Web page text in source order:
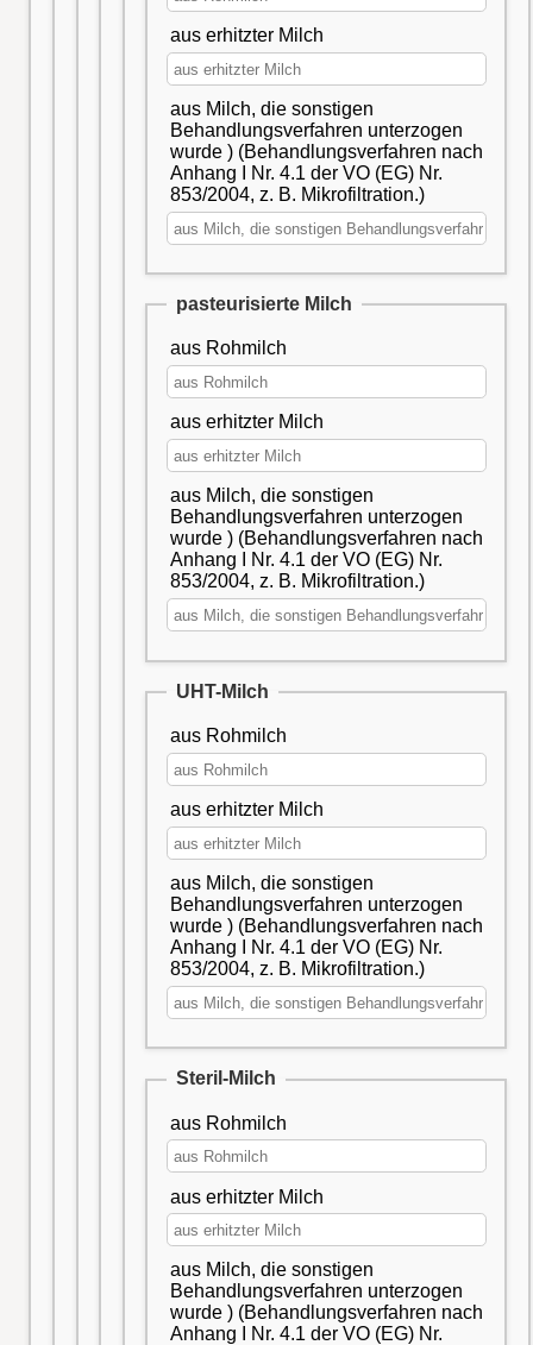
aus erhitzter Milch
aus Milch, die sonstigen
Behandlungsverfahren unterzogen
wurde ) (Behandlungsverfahren nach
Anhang I Nr. 4.1 der VO (EG) Nr.
853/2004, z. B. Mikrofiltration.)
pasteurisierte Milch
aus Rohmilch
aus erhitzter Milch
aus Milch, die sonstigen
Behandlungsverfahren unterzogen
wurde ) (Behandlungsverfahren nach
Anhang I Nr. 4.1 der VO (EG) Nr.
853/2004, z. B. Mikrofiltration.)
UHT-Milch
aus Rohmilch
aus erhitzter Milch
aus Milch, die sonstigen
Behandlungsverfahren unterzogen
wurde ) (Behandlungsverfahren nach
Anhang I Nr. 4.1 der VO (EG) Nr.
853/2004, z. B. Mikrofiltration.)
Steril-Milch
aus Rohmilch
aus erhitzter Milch
aus Milch, die sonstigen
Behandlungsverfahren unterzogen
wurde ) (Behandlungsverfahren nach
Anhang I Nr. 4.1 der VO (EG) Nr.